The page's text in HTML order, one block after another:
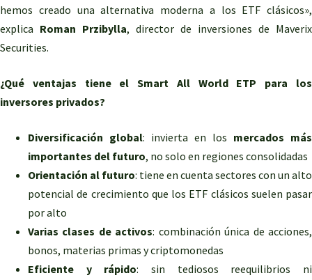
hemos creado una alternativa moderna a los ETF clásicos»,
explica Roman Przibylla, director de inversiones de Maverix
Securities.
¿Qué ventajas tiene el Smart All World ETP para los
inversores privados?
Diversificación global: invierta en los mercados más
importantes del futuro, no solo en regiones consolidadas
Orientación al futuro: tiene en cuenta sectores con un alto
potencial de crecimiento que los ETF clásicos suelen pasar
por alto
Varias clases de activos: combinación única de acciones,
bonos, materias primas y criptomonedas
Eficiente y rápido: sin tediosos reequilibrios ni